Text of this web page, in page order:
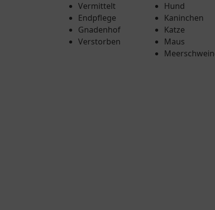
Vermittelt
Endpflege
Gnadenhof
Verstorben
Hund
Kaninchen
Katze
Maus